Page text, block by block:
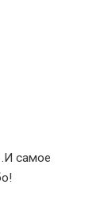
.И самое